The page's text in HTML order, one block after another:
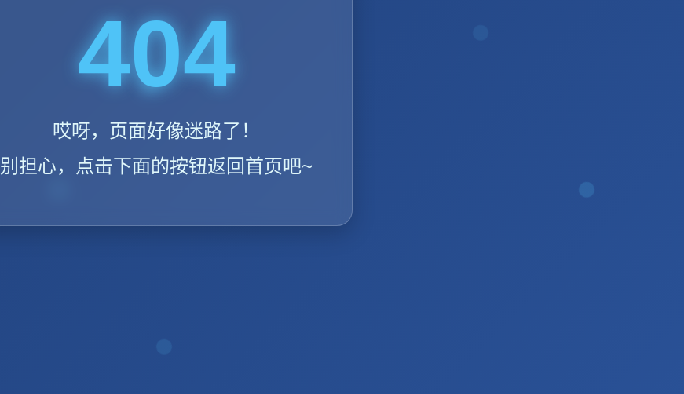
404
哎呀，页面好像迷路了！
别担心，点击下面的按钮返回首页吧~